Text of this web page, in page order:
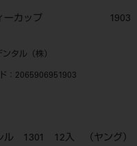
ィーカップ 1903
ンタル（株）
：2065906951903
ル 1301 12入 （ヤング）